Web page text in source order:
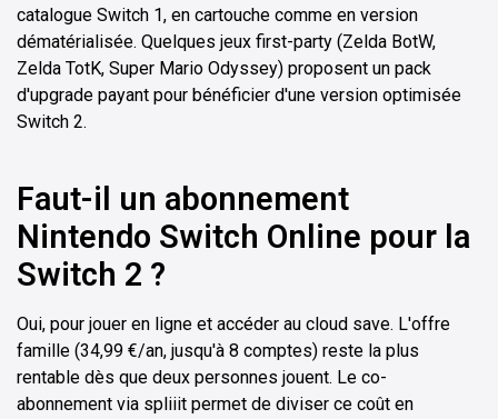
catalogue Switch 1, en cartouche comme en version
dématérialisée. Quelques jeux first-party (Zelda BotW,
Zelda TotK, Super Mario Odyssey) proposent un pack
d'upgrade payant pour bénéficier d'une version optimisée
Switch 2.
Faut-il un abonnement
Nintendo Switch Online pour la
Switch 2 ?
Oui, pour jouer en ligne et accéder au cloud save. L'offre
famille (34,99 €/an, jusqu'à 8 comptes) reste la plus
rentable dès que deux personnes jouent. Le co-
abonnement via spliiit permet de diviser ce coût en